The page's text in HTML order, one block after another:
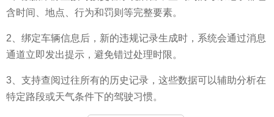
含时间、地点、行为和罚则等完整要素。
2、绑定车辆信息后，新的违规记录生成时，系统会通过消息
通道立即发出提示，避免错过处理时限。
3、支持查阅过往所有的历史记录，这些数据可以辅助分析在
特定路段或天气条件下的驾驶习惯。